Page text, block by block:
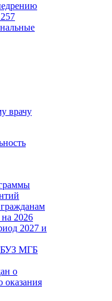
врачу
гражданам
2026
2027 и
МГБ
о
оказания